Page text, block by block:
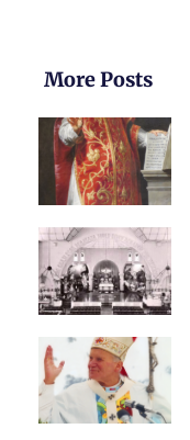
More Posts